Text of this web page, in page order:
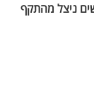
11 חודשים ניצל מהתקף